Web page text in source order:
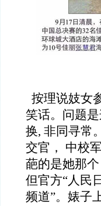
按理说妓女
笑话。问题
换, 非同寻常
交官， 中校
葩的是她那
但官方“人民
频道”。婊子